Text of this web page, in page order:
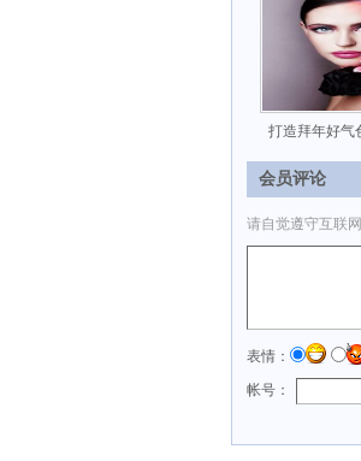
打造拜年好气
会员评论
请自觉遵守互联
表情：
帐号：